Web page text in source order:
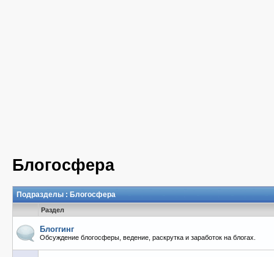
Блогосфера
Подразделы : Блогосфера
Раздел
Блоггинг
Обсуждение блогосферы, ведение, раскрутка и заработок на блогах.